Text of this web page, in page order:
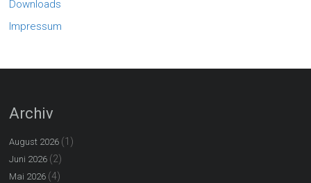
Downloads
Impressum
Archiv
August 2026 (1)
Juni 2026 (2)
Mai 2026 (4)